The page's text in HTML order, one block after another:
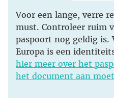
Voor een lange, verre
must. Controleer ruim
paspoort nog geldig is.
Europa is een
hier meer over het
het document aan